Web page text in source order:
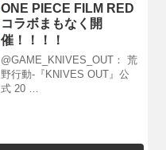
ONE PIECE FILM RED
コラボまもなく開
催！！！！
@GAME_KNIVES_OUT： 荒
野行動-『KNIVES OUT』公
式 20 …